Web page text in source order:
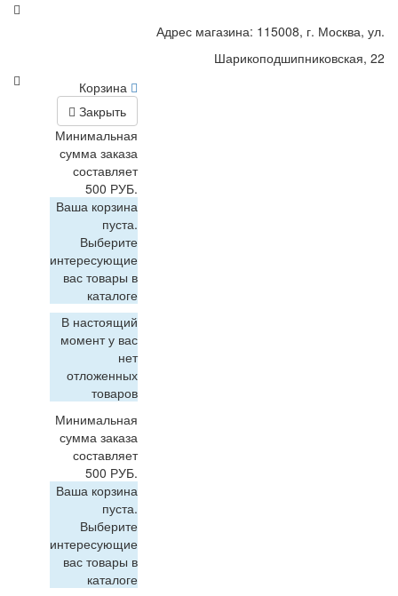
Адрес магазина: 115008, г. Москва, ул.
Шарикоподшипниковская, 22
Корзина
Закрыть
Минимальная
сумма заказа
составляет
500 РУБ.
Ваша корзина
пуста.
Выберите
интересующие
вас товары в
каталоге
В настоящий
момент у вас
нет
отложенных
товаров
Минимальная
сумма заказа
составляет
500 РУБ.
Ваша корзина
пуста.
Выберите
интересующие
вас товары в
каталоге